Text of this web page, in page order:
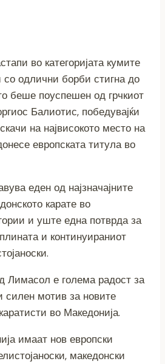
во категоријата кумите
одлични борби стигна до
беше поуспешен од грчкиот
Балиотис, победувајќи
на највисокото место на
европската титула во
еден од најзначајните
карате во
и уште една потврда за
и континуираниот
Лимасол е голема радост за
силен мотив за новите
во Македонија.
имаат нов европски
македонски